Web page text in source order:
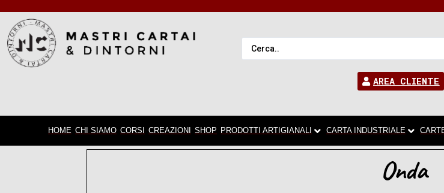
AREA CLIENTE
HOME CHI SIAMO CORSI CREAZIONI SHOP PRODOTTI ARTIGIANALI CARTA INDUSTRIALE
Onda